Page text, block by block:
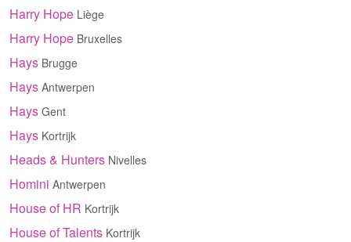
Harry Hope Liège
Harry Hope Bruxelles
Hays Brugge
Hays Antwerpen
Hays Gent
Hays Kortrijk
Heads & Hunters Nivelles
Homini Antwerpen
House of HR Kortrijk
House of Talents Kortrijk